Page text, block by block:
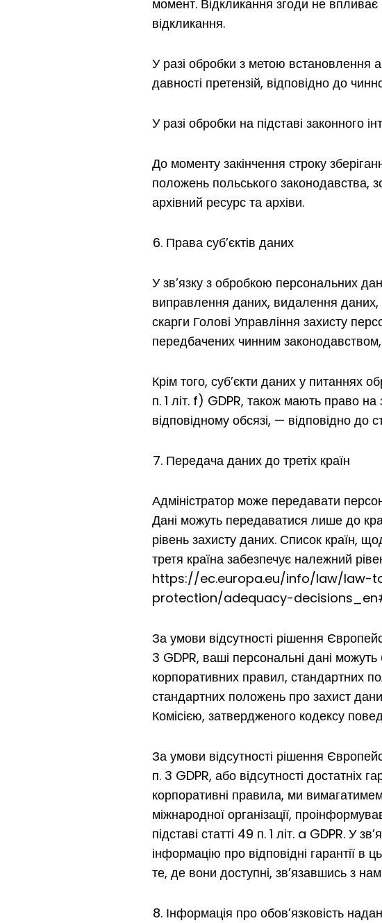
момент. Відкликання згоди не впливає
відкликання.
У разі обробки з метою встановлення
давності претензій, відповідно до
У разі обробки на підставі законного
До моменту закінчення строку
положень польського законодавства,
архівний ресурс та архіви.
Права суб’єктів даних
У зв’язку з обробкою персональних
виправлення даних, видалення
скарги Голові Управління захисту
передбачених чинним
Крім того, суб’єкти даних у питаннях
п. 1 літ. f) GDPR, також мають право
відповідному обсязі, — відповідно до
Передача даних до третіх країн
Адміністратор може передавати
Дані можуть передаватися лише до
рівень захисту даних. Список країн,
третя країна забезпечує належний
https://ec.europa.eu/info/law/
protection/adequacy-
За умови відсутності рішення
3 GDPR, ваші персональні дані можуть
корпоративних правил, стандартних
стандартних положень про захист
Комісією, затвердженого кодексу
За умови відсутності рішення
п. 3 GDPR, або відсутності достатніх
корпоративні правила, ми
міжнародної організації,
підставі статті 49 п. 1 літ. a GDPR. У
інформацію про відповідні гарантії в
те, де вони доступні, зв’язавшись з
Інформація про обов’язковість